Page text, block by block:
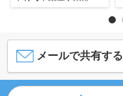
メールで共有する